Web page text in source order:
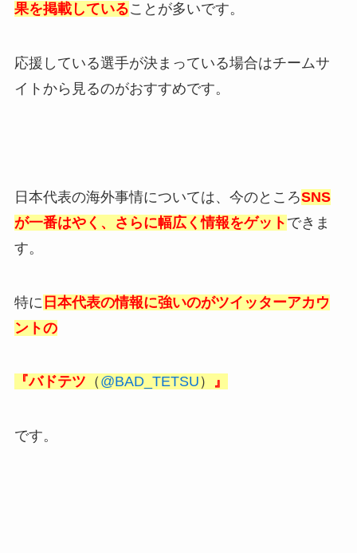
果を掲載していることが多いです。
応援している選手が決まっている場合はチームサ
イトから見るのがおすすめです。
日本代表の海外事情については、今のところSNS
が一番はやく、さらに幅広く情報をゲット できま
す。
特に 日本代表の情報に強いのがツイッターアカウ
ントの
『バドテツ （ @BAD_TETSU ） 』
です。